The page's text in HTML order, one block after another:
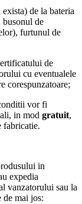
de la bateria
busonul de
furtunul de
de
cu eventualele
corespunzatoare;
vor fi
in mod gratuit,
fabricatie.
in
expedia
vanzatorului sau la
de mai jos: